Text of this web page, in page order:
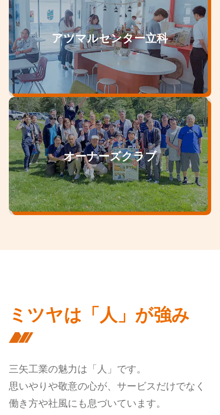
アツマルセンター立科
オーナーズクラブ
ミツヤは「人」が強み
三矢工業の魅力は「人」です。
思いやりや敬意の心が、サービスだけでなく
働き方や社風にも息づいています。